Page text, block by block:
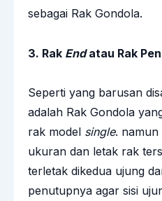
sebagai Rak Gondola.
3. Rak Endatau Rak
Seperti yang barusan
adalah Rak Gondola
rak model single. namun
ukuran dan letak rak
terletak dikedua ujung
penutupnya agar sisi